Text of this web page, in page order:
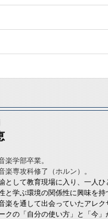
楽学部卒業。
楽専攻科修了（ホルン）。
として教育現場に入り、一人ひ
と学ぶ環境の関係性に興味を持
楽を通して出会っていたアレク
クの「自分の使い方」と「今」